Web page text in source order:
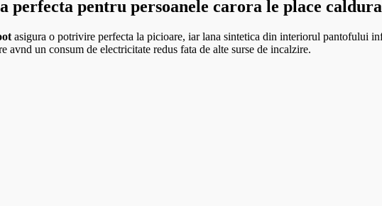
pentru persoanele carora le place
asigura o potrivire perfecta la picioare, iar lana sintetica din interiorul pantofului
un consum de electricitate redus fata de alte surse de incalzire.